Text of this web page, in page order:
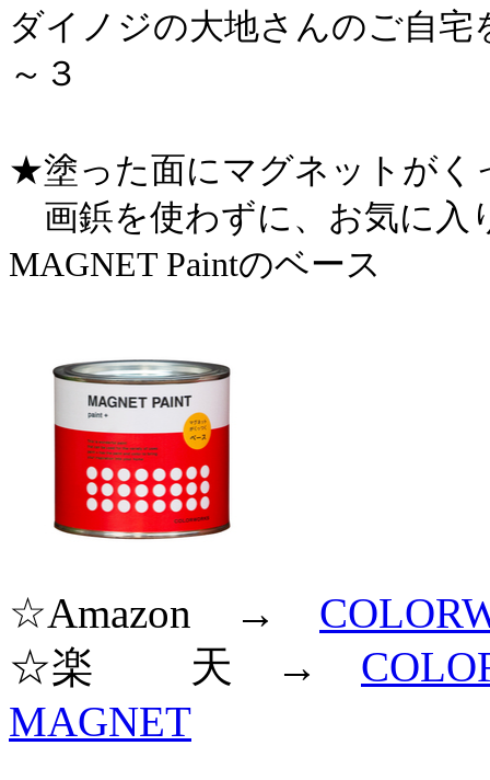
ダイノジの大地さんのご自
～３
★塗った面にマグネットがく
画鋲を使わずに、お気に入
MAGNET Paintのベース
☆Amazon →
☆楽 天 →
MAGNET